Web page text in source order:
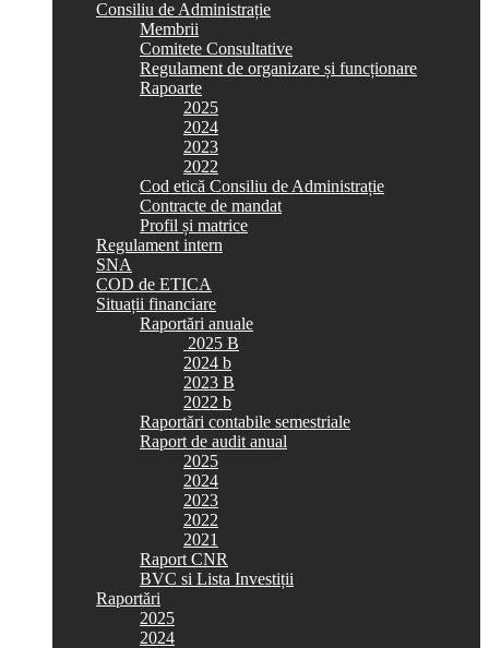
Consiliu de Administrație
Membrii
Comitete Consultative
Regulament de organizare și funcționare
Rapoarte
2025
2024
2023
2022
Cod etică Consiliu de Administrație
Contracte de mandat
Profil și matrice
Regulament intern
SNA
COD de ETICA
Situații financiare
Raportări anuale
2025 B
2024 b
2023 B
2022 b
Raportări contabile semestriale
Raport de audit anual
2025
2024
2023
2022
2021
Raport CNR
BVC si Lista Investiții
Raportări
2025
2024